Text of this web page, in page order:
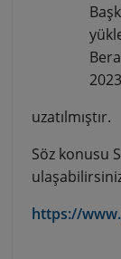
uzatılmıştır.
Söz konusu
https://